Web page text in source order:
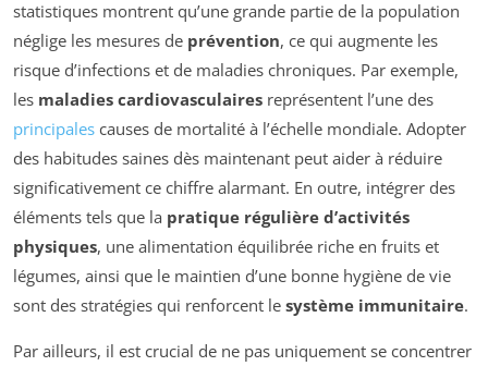
statistiques montrent qu’une grande partie de la population
néglige les mesures de prévention, ce qui augmente les
risque d’infections et de maladies chroniques. Par exemple,
les maladies cardiovasculaires représentent l’une des
principales causes de mortalité à l’échelle mondiale. Adopter
des habitudes saines dès maintenant peut aider à réduire
significativement ce chiffre alarmant. En outre, intégrer des
éléments tels que la pratique régulière d’activités
physiques, une alimentation équilibrée riche en fruits et
légumes, ainsi que le maintien d’une bonne hygiène de vie
sont des stratégies qui renforcent le système immunitaire.
Par ailleurs, il est crucial de ne pas uniquement se concentrer